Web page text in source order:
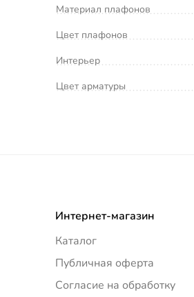
Материал плафонов
Цвет плафонов
Интерьер
Цвет арматуры
Интернет-магазин
Каталог
Публичная оферта
Согласие на обработку